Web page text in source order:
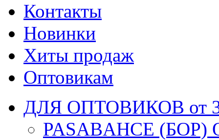
Контакты
Новинки
Хиты продаж
Оптовикам
ДЛЯ ОПТОВИКОВ от
PASABAHCE (БОР)